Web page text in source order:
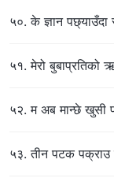
५०. के ज्ञान पछ्याउँदा
५१. मेरो बुबाप्रतिको
५२. म अब मान्छे खुसी
५३. तीन पटक